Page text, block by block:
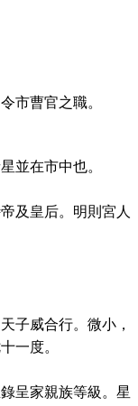
市曹官之職。
並在市中也。
及皇后。明則宮人
子威合行。微小，
一度。
呈家親族等級。星